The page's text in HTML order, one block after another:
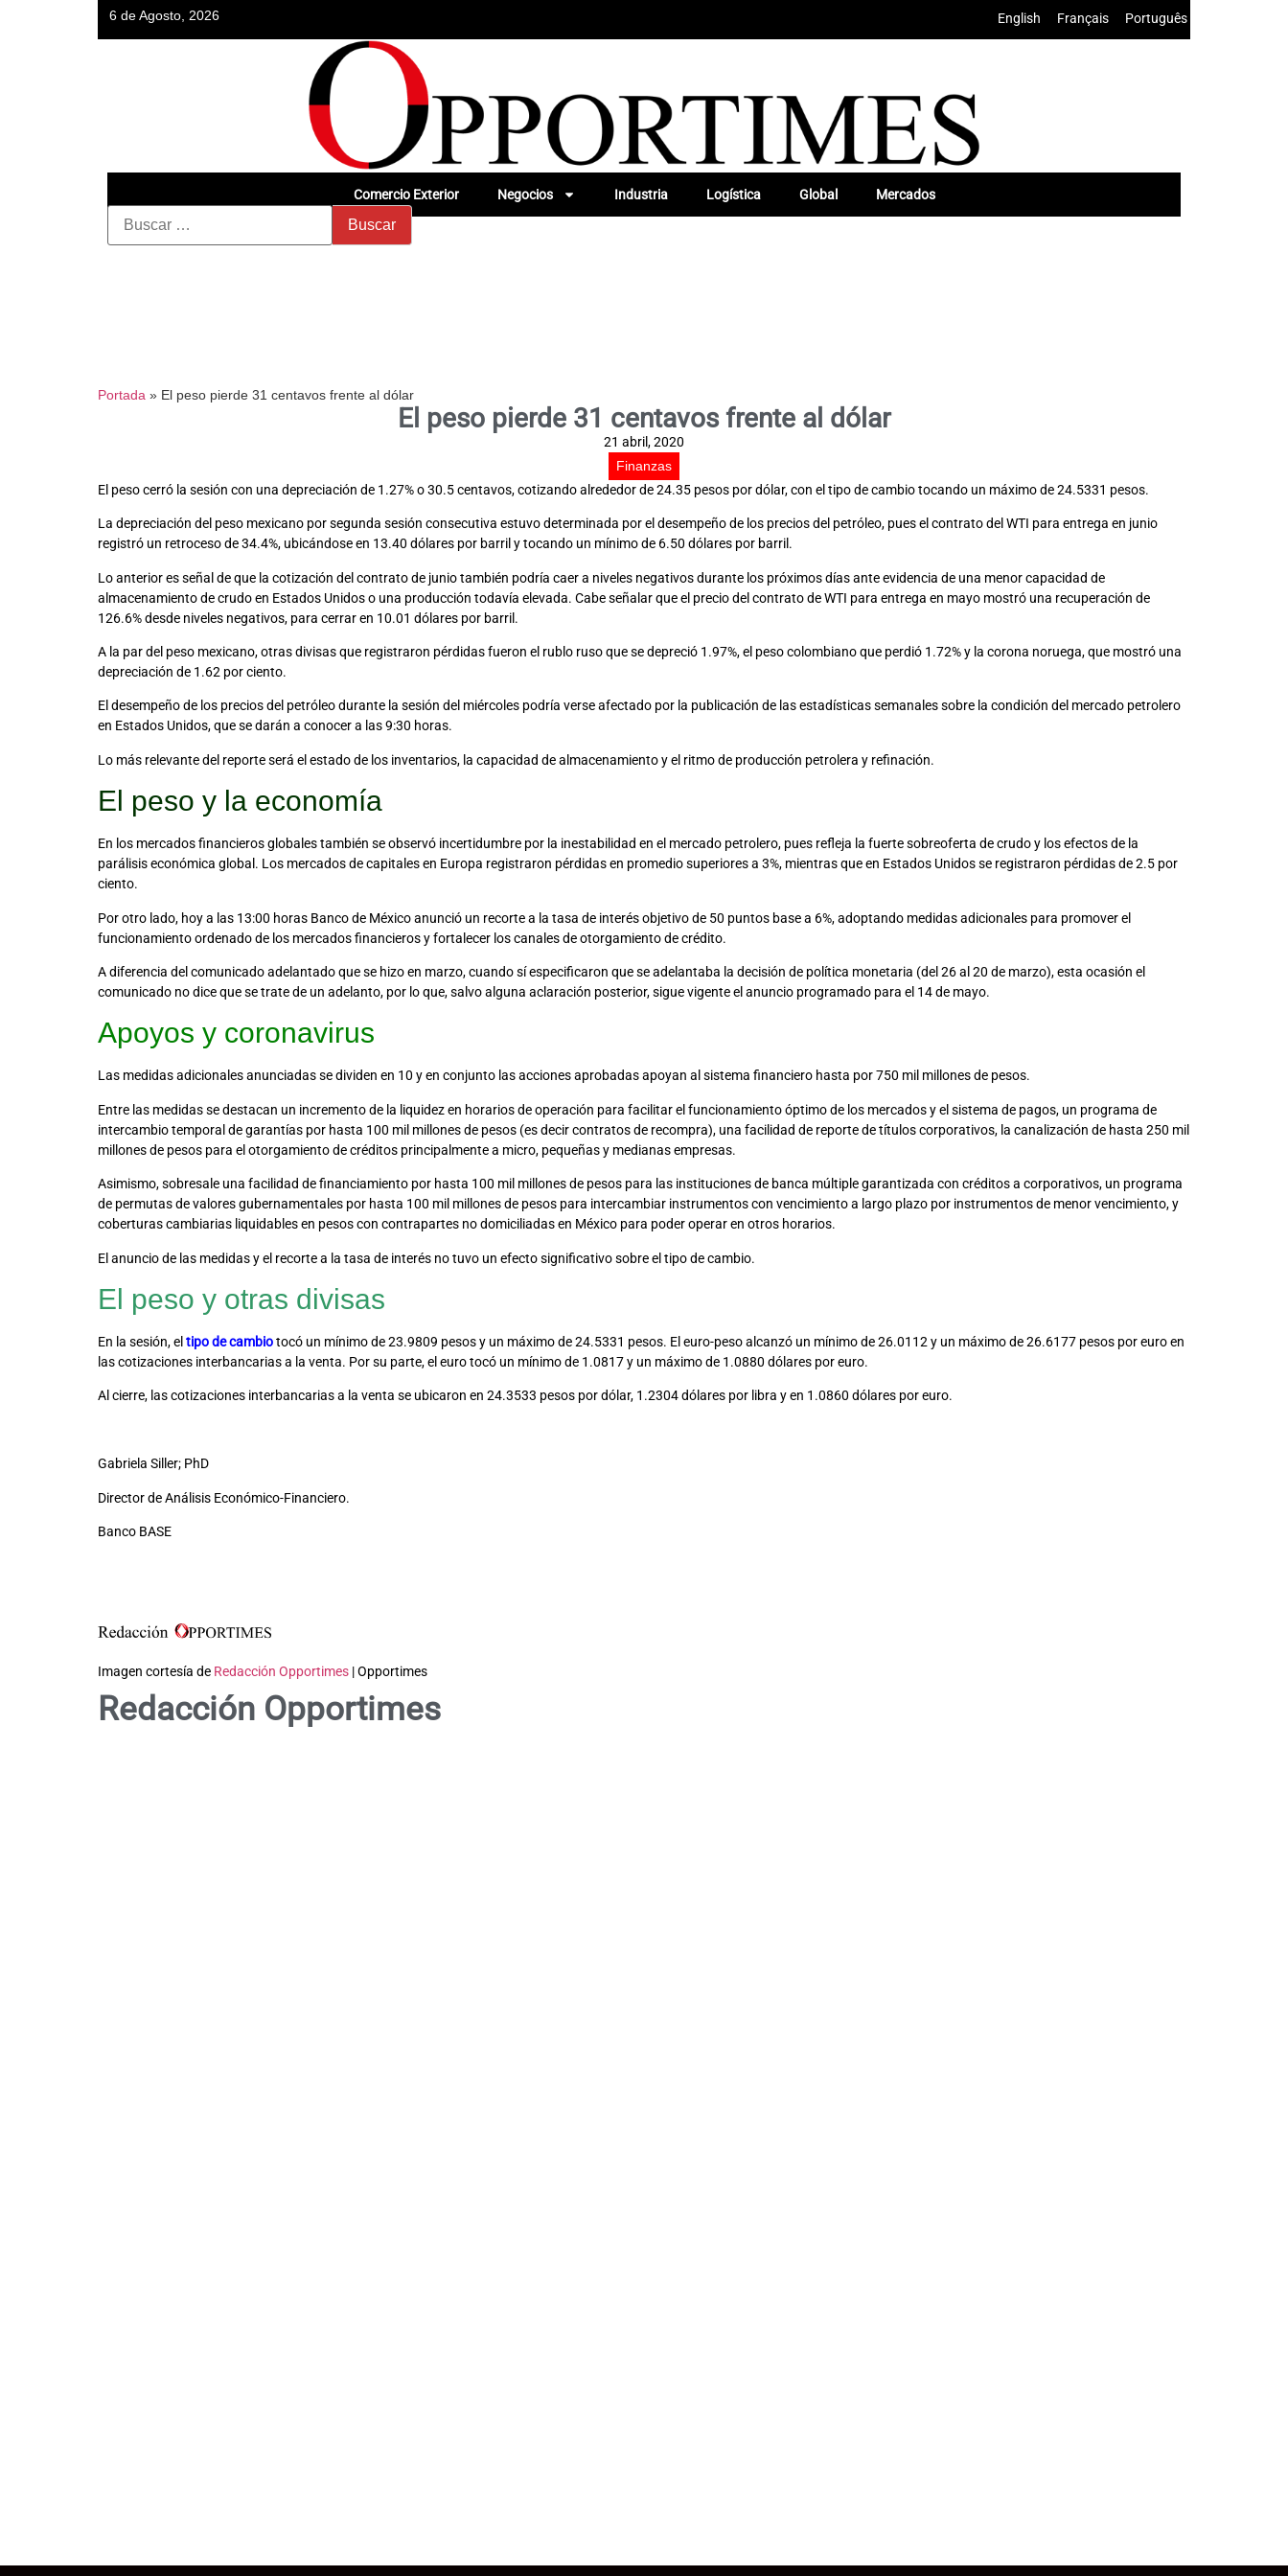
6 de Agosto, 2026 English Français Português
Comercio Exterior Negocios Industria Logística Global Mercados
Portada » El peso pierde 31 centavos frente al dólar
El peso pierde 31 centavos frente al dólar
21 abril, 2020
Finanzas
El peso cerró la sesión con una depreciación de 1.27% o 30.5 centavos, cotizando alrededor de 24.35 pesos por dólar, con el tipo de cambio tocando un máximo de 24.5331 pesos.
La depreciación del peso mexicano por segunda sesión consecutiva estuvo determinada por el desempeño de los precios del petróleo, pues el contrato del WTI para entrega en junio
registró un retroceso de 34.4%, ubicándose en 13.40 dólares por barril y tocando un mínimo de 6.50 dólares por barril.
Lo anterior es señal de que la cotización del contrato de junio también podría caer a niveles negativos durante los próximos días ante evidencia de una menor capacidad de
almacenamiento de crudo en Estados Unidos o una producción todavía elevada. Cabe señalar que el precio del contrato de WTI para entrega en mayo mostró una recuperación de
126.6% desde niveles negativos, para cerrar en 10.01 dólares por barril.
A la par del peso mexicano, otras divisas que registraron pérdidas fueron el rublo ruso que se depreció 1.97%, el peso colombiano que perdió 1.72% y la corona noruega, que mostró una
depreciación de 1.62 por ciento.
El desempeño de los precios del petróleo durante la sesión del miércoles podría verse afectado por la publicación de las estadísticas semanales sobre la condición del mercado petrolero
en Estados Unidos, que se darán a conocer a las 9:30 horas.
Lo más relevante del reporte será el estado de los inventarios, la capacidad de almacenamiento y el ritmo de producción petrolera y refinación.
El peso y la economía
En los mercados financieros globales también se observó incertidumbre por la inestabilidad en el mercado petrolero, pues refleja la fuerte sobreoferta de crudo y los efectos de la
parálisis económica global. Los mercados de capitales en Europa registraron pérdidas en promedio superiores a 3%, mientras que en Estados Unidos se registraron pérdidas de 2.5 por
ciento.
Por otro lado, hoy a las 13:00 horas Banco de México anunció un recorte a la tasa de interés objetivo de 50 puntos base a 6%, adoptando medidas adicionales para promover el
funcionamiento ordenado de los mercados financieros y fortalecer los canales de otorgamiento de crédito.
A diferencia del comunicado adelantado que se hizo en marzo, cuando sí especificaron que se adelantaba la decisión de política monetaria (del 26 al 20 de marzo), esta ocasión el
comunicado no dice que se trate de un adelanto, por lo que, salvo alguna aclaración posterior, sigue vigente el anuncio programado para el 14 de mayo.
Apoyos y coronavirus
Las medidas adicionales anunciadas se dividen en 10 y en conjunto las acciones aprobadas apoyan al sistema financiero hasta por 750 mil millones de pesos.
Entre las medidas se destacan un incremento de la liquidez en horarios de operación para facilitar el funcionamiento óptimo de los mercados y el sistema de pagos, un programa de
intercambio temporal de garantías por hasta 100 mil millones de pesos (es decir contratos de recompra), una facilidad de reporte de títulos corporativos, la canalización de hasta 250 mil
millones de pesos para el otorgamiento de créditos principalmente a micro, pequeñas y medianas empresas.
Asimismo, sobresale una facilidad de financiamiento por hasta 100 mil millones de pesos para las instituciones de banca múltiple garantizada con créditos a corporativos, un programa
de permutas de valores gubernamentales por hasta 100 mil millones de pesos para intercambiar instrumentos con vencimiento a largo plazo por instrumentos de menor vencimiento, y
coberturas cambiarias liquidables en pesos con contrapartes no domiciliadas en México para poder operar en otros horarios.
El anuncio de las medidas y el recorte a la tasa de interés no tuvo un efecto significativo sobre el tipo de cambio.
El peso y otras divisas
En la sesión, el tipo de cambiotocó un mínimo de 23.9809 pesos y un máximo de 24.5331 pesos. El euro-peso alcanzó un mínimo de 26.0112 y un máximo de 26.6177 pesos por euro en
las cotizaciones interbancarias a la venta. Por su parte, el euro tocó un mínimo de 1.0817 y un máximo de 1.0880 dólares por euro.
Al cierre, las cotizaciones interbancarias a la venta se ubicaron en 24.3533 pesos por dólar, 1.2304 dólares por libra y en 1.0860 dólares por euro.
Gabriela Siller; PhD
Director de Análisis Económico-Financiero.
Banco BASE
Imagen cortesía de Redacción Opportimes | Opportimes
Redacción Opportimes